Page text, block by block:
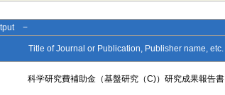
−
Title of Journal or Publication, Publisher name, etc.
科学研究費補助金（基盤研究（C)）研究成果報告書